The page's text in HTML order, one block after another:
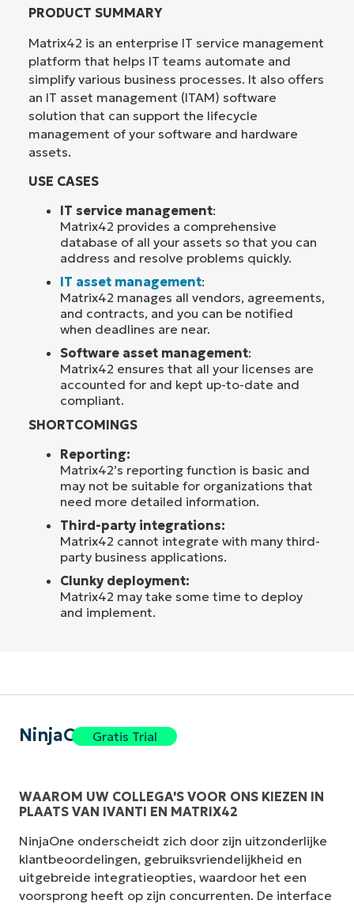
PRODUCT SUMMARY
Matrix42 is an enterprise IT service management
platform that helps IT teams automate and
simplify various business processes. It also offers
an IT asset management (ITAM) software
solution that can support the lifecycle
management of your software and hardware
assets.
USE CASES
IT service management:
Matrix42 provides a comprehensive
database of all your assets so that you can
address and resolve problems quickly.
IT asset management:
Matrix42 manages all vendors, agreements,
and contracts, and you can be notified
when deadlines are near.
Software asset management:
Matrix42 ensures that all your licenses are
accounted for and kept up-to-date and
compliant.
SHORTCOMINGS
Reporting:
Matrix42’s reporting function is basic and
may not be suitable for organizations that
need more detailed information.
Third-party integrations:
Matrix42 cannot integrate with many third-
party business applications.
Clunky deployment:
Matrix42 may take some time to deploy
and implement.
NinjaOneGratis Trial
WAAROM UW COLLEGA'S VOOR ONS KIEZEN IN
PLAATS VAN IVANTI EN MATRIX42
NinjaOne onderscheidt zich door zijn uitzonderlijke
klantbeoordelingen, gebruiksvriendelijkheid en
uitgebreide integratieopties, waardoor het een
voorsprong heeft op zijn concurrenten. De interface